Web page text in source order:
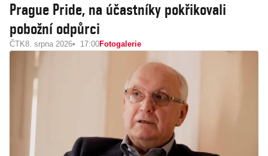
Prague Pride, na účastníky pokřikovali
pobožní odpůrci
ČTK8. srpna 2026 17:00Fotogalerie